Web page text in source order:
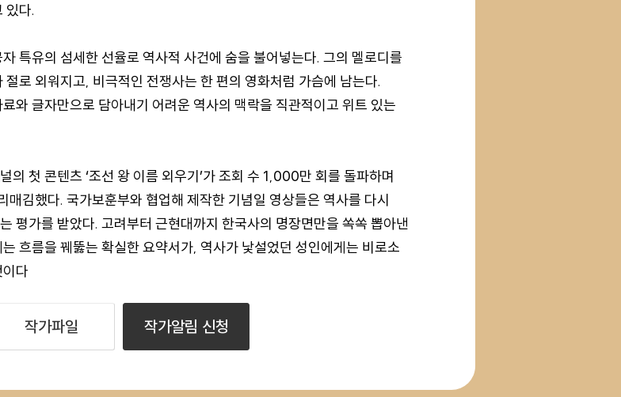
있다.
특유의 섬세한 선율로 역사적 사건에 숨을 불어넣는다. 그의 멜로디를
로 외워지고, 비극적인 전쟁사는 한 편의 영화처럼 가슴에 남는다.
와 글자만으로 담아내기 어려운 역사의 맥락을 직관적이고 위트 있는
널의 첫 콘텐츠 ‘조선 왕 이름 외우기’가 조회 수 1,000만 회를 돌파하며
매김했다. 국가보훈부와 협업해 제작한 기념일 영상들은 역사를 다시
평가를 받았다. 고려부터 근현대까지 한국사의 명장면만을 쏙쏙 뽑아낸
흐름을 꿰뚫는 확실한 요약서가, 역사가 낯설었던 성인에게는 비로소
다
작가파일 작가알림 신청